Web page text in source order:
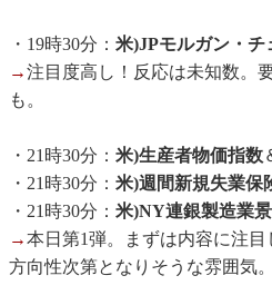
・19時30分： 米)JPモルガン・チ
→注目度高し！反応は未知数。
も。
・21時30分： 米)生産者物価指数
・21時30分： 米)週間新規失業保
・21時30分： 米)NY連銀製造業
→本日第1弾。まずは内容に注
方向性次第となりそうな雰囲気。